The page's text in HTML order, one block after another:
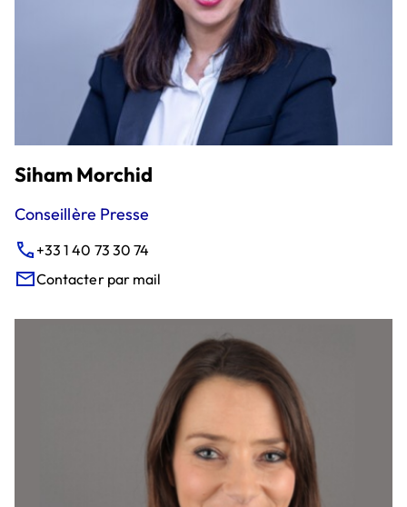
Siham Morchid
Conseillère Presse
+33 1 40 73 30 74
Contacter par mail